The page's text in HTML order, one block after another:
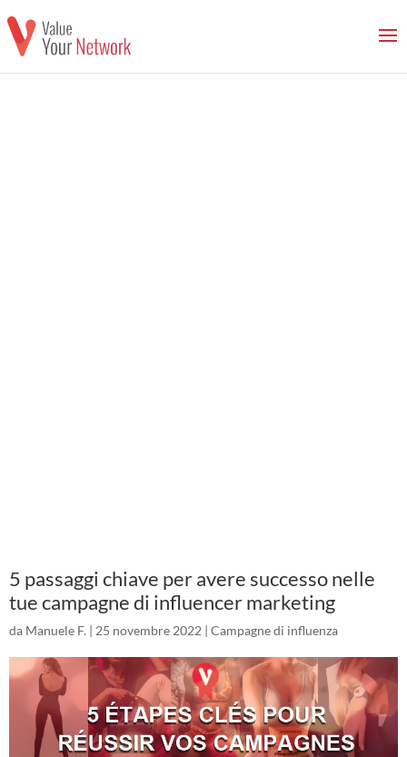
5 passaggi chiave per avere successo nelle
tue campagne di influencer marketing
da Manuele F. | 25 novembre 2022 | Campagne di influenza